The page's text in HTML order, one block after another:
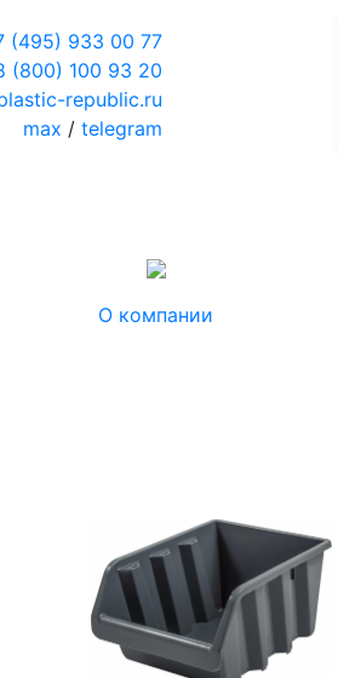
(495) 933 00 77
(800) 100 93 20
republic.ru
max / telegram
О компании